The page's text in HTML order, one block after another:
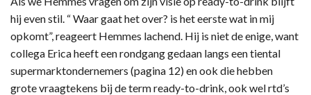
hij even stil. “ Waar gaat het over? is het eerste wat in mij
opkomt”, reageert Hemmes lachend. Hij is niet de enige, want
collega Erica heeft een rondgang gedaan langs een tiental
supermarktondernemers (pagina 12) en ook die hebben
grote vraagtekens bij de term ready-to-drink, ook wel rtd’s